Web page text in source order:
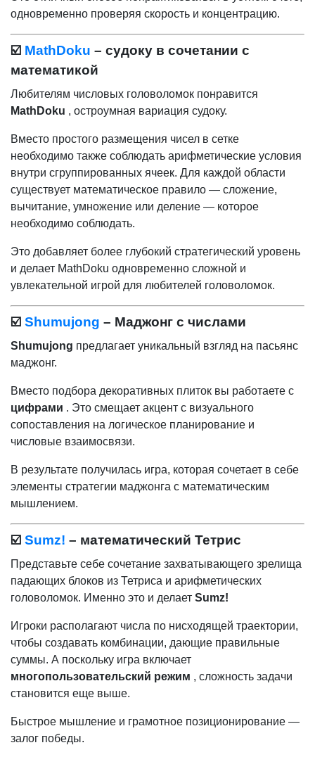
одновременно проверяя скорость и концентрацию.
☑️ MathDoku – судоку в сочетании с
математикой
Любителям числовых головоломок понравится
MathDoku , остроумная вариация судоку.
Вместо простого размещения чисел в сетке
необходимо также соблюдать арифметические условия
внутри сгруппированных ячеек. Для каждой области
существует математическое правило — сложение,
вычитание, умножение или деление — которое
необходимо соблюдать.
Это добавляет более глубокий стратегический уровень
и делает MathDoku одновременно сложной и
увлекательной игрой для любителей головоломок.
☑️ Shumujong – Маджонг с числами
Shumujong предлагает уникальный взгляд на пасьянс
маджонг.
Вместо подбора декоративных плиток вы работаете с
цифрами . Это смещает акцент с визуального
сопоставления на логическое планирование и
числовые взаимосвязи.
В результате получилась игра, которая сочетает в себе
элементы стратегии маджонга с математическим
мышлением.
☑️ Sumz! – математический Тетрис
Представьте себе сочетание захватывающего зрелища
падающих блоков из Тетриса и арифметических
головоломок. Именно это и делает Sumz!
Игроки располагают числа по нисходящей траектории,
чтобы создавать комбинации, дающие правильные
суммы. А поскольку игра включает
многопользовательский режим , сложность задачи
становится еще выше.
Быстрое мышление и грамотное позиционирование —
залог победы.